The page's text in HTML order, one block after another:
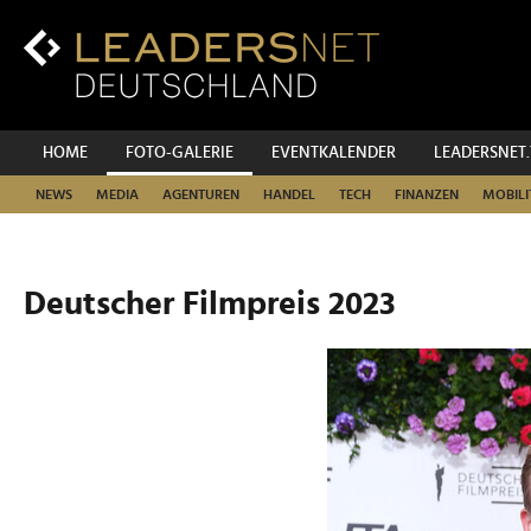
Inhalt
Hauptnavigation
HOME FOTO-GALERIE EVENTKALENDER
NEWS MEDIA AGENTUREN HANDEL TECH FINANZEN
Deutscher Filmpreis 2023